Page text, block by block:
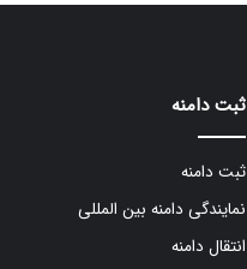
ثبت دامنه
ثبت دامنه
نمایندگی دامنه بین المللی
انتقال دامنه